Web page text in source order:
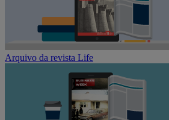
Arquivo da revista Life